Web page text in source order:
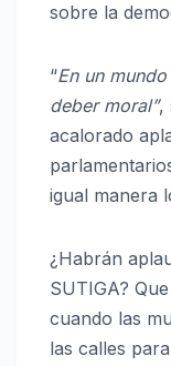
sobre la
“En un
deber moral”,
acalorado
igual manera
¿Habrán
SUTIGA?
cuando las
las calles